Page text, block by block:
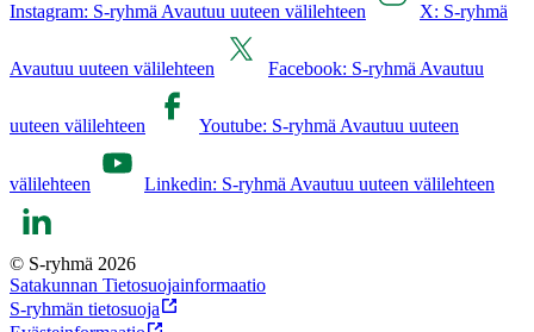
Instagram: S-ryhmä Avautuu uuteen välilehteen X: S-ryhmä
Avautuu uuteen välilehteen Facebook: S-ryhmä Avautuu
uuteen välilehteen Youtube: S-ryhmä Avautuu uuteen
välilehteen Linkedin: S-ryhmä Avautuu uuteen välilehteen
© S-ryhmä 2026
Satakunnan Tietosuojainformaatio
S-ryhmän tietosuoja